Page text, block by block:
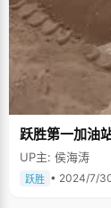
跃胜第一加油
UP主: 侯海涛
跃胜 • 2024/7/